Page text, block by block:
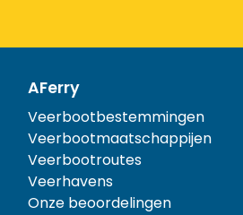
AFerry
Veerbootbestemmingen
Veerbootmaatschappijen
Veerbootroutes
Veerhavens
Onze beoordelingen